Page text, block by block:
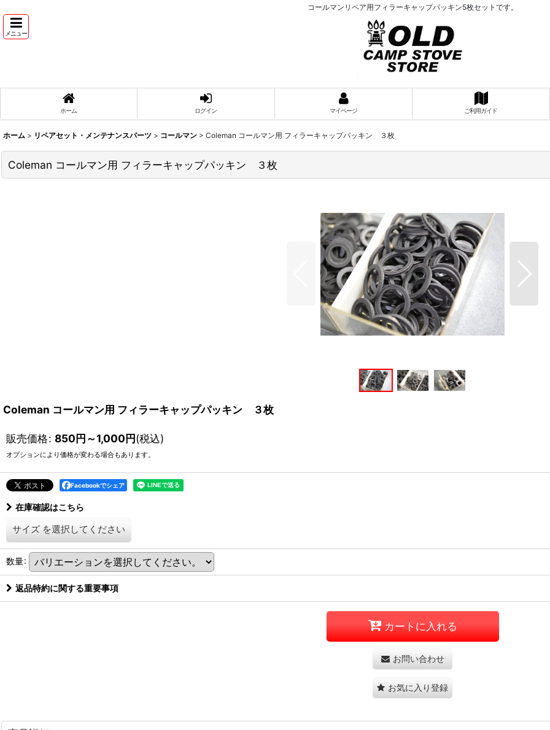
コールマンリペア用フィラーキャップパッキン5枚セットです。
メニュー
ホーム ログイン マイページ ご利用ガイド
ホーム > リペアセット・メンテナンスパーツ > コールマン > Coleman コールマン用 フィラーキャップパッキン ３枚
Coleman コールマン用 フィラーキャップパッキン ３枚
Coleman コールマン用 フィラーキャップパッキン ３枚
販売価格: 850円～1,000円(税込)
オプションにより価格が変わる場合もあります。
Facebookでシェア
在庫確認はこちら
サイズ を選択してください
数量:
返品特約に関する重要事項
カートに入れる
お問い合わせ
お気に入り登録